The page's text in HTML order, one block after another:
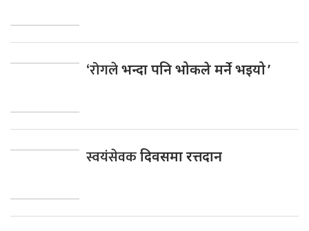
‘रोगलेभन्दा पनि भोकले मर्ने भइयो ’
स्वयंसेवकदिवसमा रत्तदान